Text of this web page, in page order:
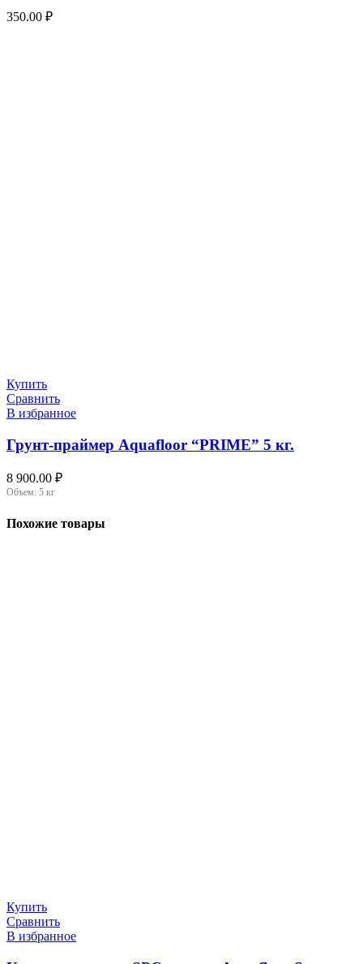
350.00 ₽
Купить
Сравнить
В избранное
Грунт-праймер Aquafloor “PRIME” 5 кг.
8 900.00 ₽
Объем: 5 кг
Похожие товары
Купить
Сравнить
В избранное